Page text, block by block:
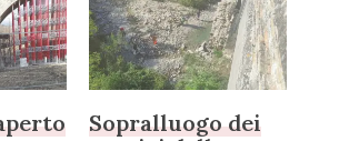
Sopralluogo dei